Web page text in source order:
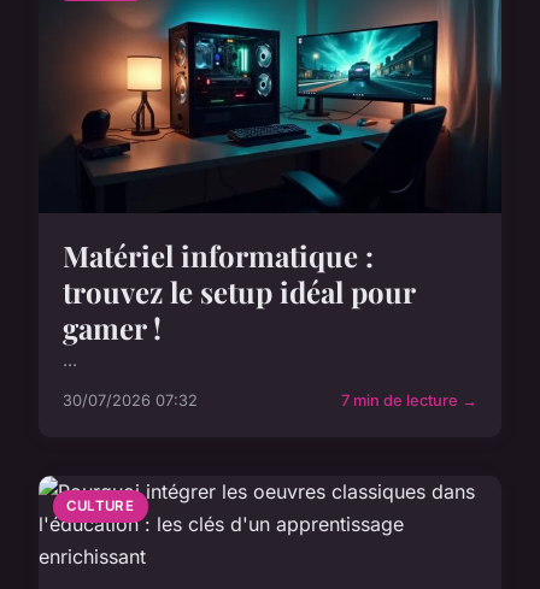
Matériel informatique :
trouvez le setup idéal pour
gamer !
...
30/07/2026 07:32 7 min de lecture →
CULTURE